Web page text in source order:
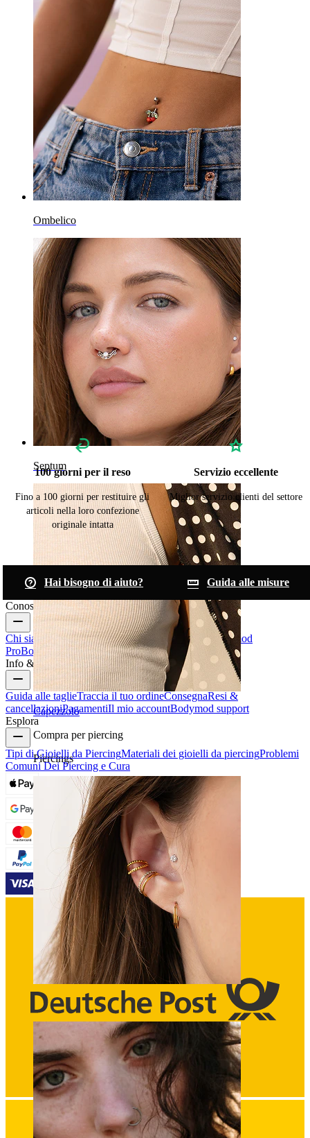
Ombelico
Septum
Capezzolo
Compra per piercing
Piercings
Orecchio
Ferri di cavallo
Cerchi
Attrezzi
Banane
Lobo
Titanio
100 giorni per il reso
Fino a 100 giorni per restituire gli
articoli nella loro confezione
originale intatta
Servizio eccellente
Miglior servizio clienti del settore
Hai bisogno di aiuto?
Guida alle misure
Conosci Bodymod
Chi siamo BlogTermini & condizioni ContattaciBodymod
ProBodymod CreatorsRecensioni Bodymod
Info & Aiuto
Guida alle taglieTraccia il tuo ordineConsegnaResi &
cancellazioniPagamentiIl mio accountBodymod support
Esplora
Tipi di Gioielli da PiercingMateriali dei gioielli da piercingProblemi
Comuni Dei Piercing e Cura